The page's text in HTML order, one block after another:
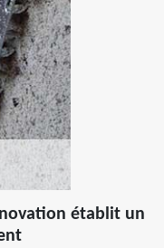
établit un